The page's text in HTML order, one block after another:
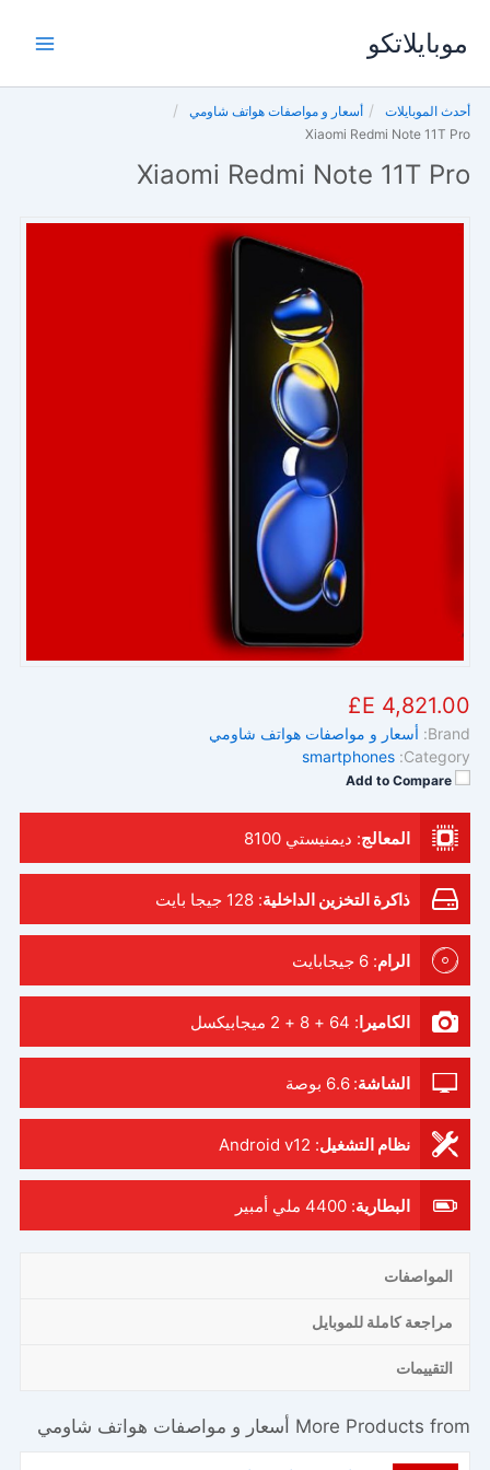
المحتوى
موبايلاتكو
أحدث الموبايلات
أسعار و مواصفات هواتف شاومي
Xiaomi Redmi Note 11T Pro
Xiaomi Redmi Note 11T Pro
4,821.00 E£
Brand: أسعار و مواصفات هواتف شاومي
Category:
smartphones
Add to Compare
المعالج: ديمنيستي 8100
ذاكرة التخزين الداخلية: 128 جيجا بايت
الرام: 6 جيجابايت
الكاميرا : 64 + 8 + 2 ميجابيكسل
الشاشة:6.6 بوصة
نظام التشغيل:
Android v12
البطارية: 4400 ملي أمبير
المواصفات
مراجعة كاملة للموبايل
التقييمات
More Products from أسعار و مواصفات هواتف شاومي